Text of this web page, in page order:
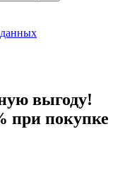
выгоду!
при покупке